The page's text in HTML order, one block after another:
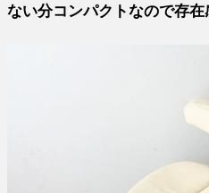
ない分コンパクトなので存在